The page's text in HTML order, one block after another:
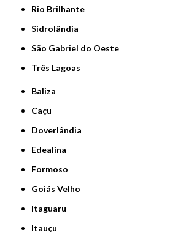
Rio Brilhante
Sidrolândia
São Gabriel do Oeste
Três Lagoas
Baliza
Caçu
Doverlândia
Edealina
Formoso
Goiás Velho
Itaguaru
Itauçu